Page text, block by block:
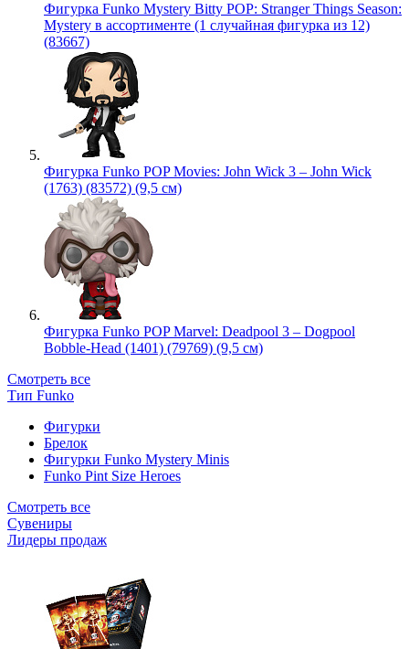
Фигурка Funko Mystery Bitty POP: Stranger Things Season:
Mystery в ассортименте (1 случайная фигурка из 12)
(83667)
Фигурка Funko POP Movies: John Wick 3 – John Wick
(1763) (83572) (9,5 см)
Фигурка Funko POP Marvel: Deadpool 3 – Dogpool
Bobble-Head (1401) (79769) (9,5 см)
Смотреть все
Тип Funko
Фигурки
Брелок
Фигурки Funko Mystery Minis
Funko Pint Size Heroes
Смотреть все
Сувениры
Лидеры продаж